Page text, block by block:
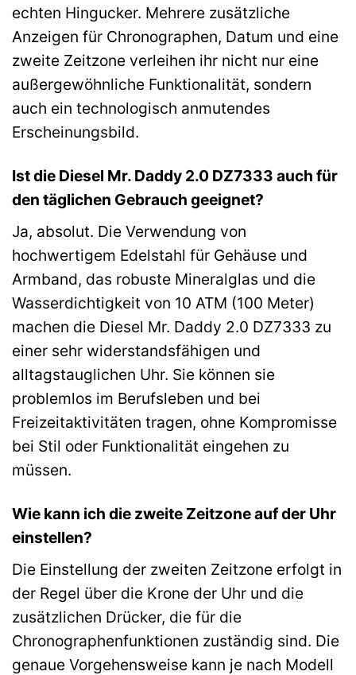
echten Hingucker. Mehrere zusätzliche
Anzeigen für Chronographen, Datum und eine
zweite Zeitzone verleihen ihr nicht nur eine
außergewöhnliche Funktionalität, sondern
auch ein technologisch anmutendes
Erscheinungsbild.
Ist die Diesel Mr. Daddy 2.0 DZ7333 auch für
den täglichen Gebrauch geeignet?
Ja, absolut. Die Verwendung von
hochwertigem Edelstahl für Gehäuse und
Armband, das robuste Mineralglas und die
Wasserdichtigkeit von 10 ATM (100 Meter)
machen die Diesel Mr. Daddy 2.0 DZ7333 zu
einer sehr widerstandsfähigen und
alltagstauglichen Uhr. Sie können sie
problemlos im Berufsleben und bei
Freizeitaktivitäten tragen, ohne Kompromisse
bei Stil oder Funktionalität eingehen zu
müssen.
Wie kann ich die zweite Zeitzone auf der Uhr
einstellen?
Die Einstellung der zweiten Zeitzone erfolgt in
der Regel über die Krone der Uhr und die
zusätzlichen Drücker, die für die
Chronographenfunktionen zuständig sind. Die
genaue Vorgehensweise kann je nach Modell